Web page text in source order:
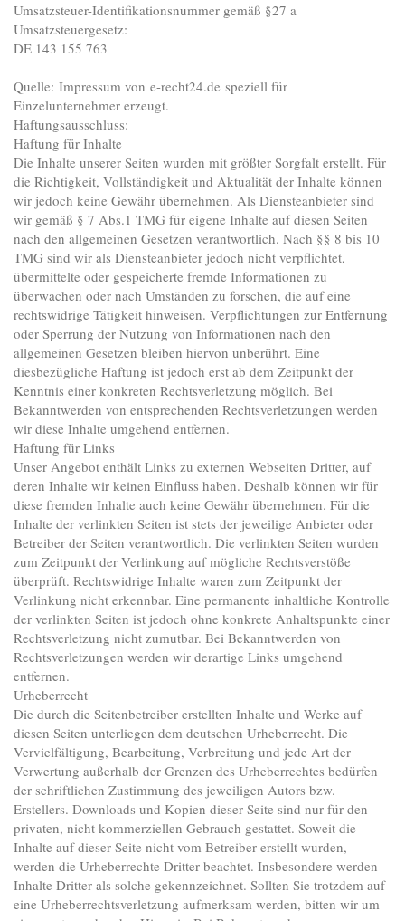
Umsatzsteuer-Identifikationsnummer gemäß §27 a
Umsatzsteuergesetz:
DE 143 155 763
Quelle: Impressum von e-recht24.de speziell für
Einzelunternehmer erzeugt.
Haftungsausschluss:
Haftung für Inhalte
Die Inhalte unserer Seiten wurden mit größter Sorgfalt erstellt. Für
die Richtigkeit, Vollständigkeit und Aktualität der Inhalte können
wir jedoch keine Gewähr übernehmen. Als Diensteanbieter sind
wir gemäß § 7 Abs.1 TMG für eigene Inhalte auf diesen Seiten
nach den allgemeinen Gesetzen verantwortlich. Nach §§ 8 bis 10
TMG sind wir als Diensteanbieter jedoch nicht verpflichtet,
übermittelte oder gespeicherte fremde Informationen zu
überwachen oder nach Umständen zu forschen, die auf eine
rechtswidrige Tätigkeit hinweisen. Verpflichtungen zur Entfernung
oder Sperrung der Nutzung von Informationen nach den
allgemeinen Gesetzen bleiben hiervon unberührt. Eine
diesbezügliche Haftung ist jedoch erst ab dem Zeitpunkt der
Kenntnis einer konkreten Rechtsverletzung möglich. Bei
Bekanntwerden von entsprechenden Rechtsverletzungen werden
wir diese Inhalte umgehend entfernen.
Haftung für Links
Unser Angebot enthält Links zu externen Webseiten Dritter, auf
deren Inhalte wir keinen Einfluss haben. Deshalb können wir für
diese fremden Inhalte auch keine Gewähr übernehmen. Für die
Inhalte der verlinkten Seiten ist stets der jeweilige Anbieter oder
Betreiber der Seiten verantwortlich. Die verlinkten Seiten wurden
zum Zeitpunkt der Verlinkung auf mögliche Rechtsverstöße
überprüft. Rechtswidrige Inhalte waren zum Zeitpunkt der
Verlinkung nicht erkennbar. Eine permanente inhaltliche Kontrolle
der verlinkten Seiten ist jedoch ohne konkrete Anhaltspunkte einer
Rechtsverletzung nicht zumutbar. Bei Bekanntwerden von
Rechtsverletzungen werden wir derartige Links umgehend
entfernen.
Urheberrecht
Die durch die Seitenbetreiber erstellten Inhalte und Werke auf
diesen Seiten unterliegen dem deutschen Urheberrecht. Die
Vervielfältigung, Bearbeitung, Verbreitung und jede Art der
Verwertung außerhalb der Grenzen des Urheberrechtes bedürfen
der schriftlichen Zustimmung des jeweiligen Autors bzw.
Erstellers. Downloads und Kopien dieser Seite sind nur für den
privaten, nicht kommerziellen Gebrauch gestattet. Soweit die
Inhalte auf dieser Seite nicht vom Betreiber erstellt wurden,
werden die Urheberrechte Dritter beachtet. Insbesondere werden
Inhalte Dritter als solche gekennzeichnet. Sollten Sie trotzdem auf
eine Urheberrechtsverletzung aufmerksam werden, bitten wir um